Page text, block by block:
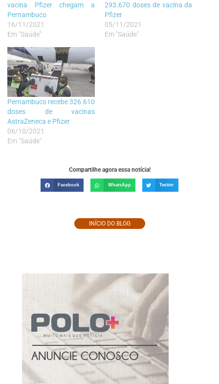
vacina Pfizer chegam a
Pernambuco
16/11/2021
Em "Saúde"
293.670 doses de vacina da
Pfizer
05/11/2021
Em "Saúde"
Pernambuco recebe 326.610
doses de vacinas
AstraZeneca e Pfizer
06/10/2021
Em "Saúde"
Compartilhe agora essa notícia!
Facebook WhatsApp Twitter
INÍCIO DO BLOG